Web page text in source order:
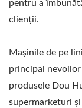
pentru a
clienții.
Mașinile de pe
principal
produsele Dou
supermarketuri